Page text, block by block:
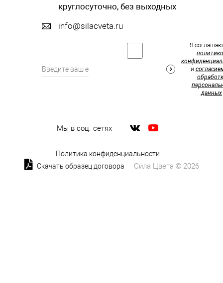
круглосуточно, без выходных
info@silacveta.ru
Мы в соц. сетях
Я
и
данных
Политика конфиденциальности
Скачать образец договора
Сила Цвета © 2026